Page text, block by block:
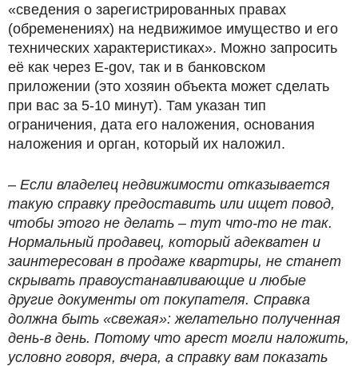
«сведения о зарегистрированных правах
(обременениях) на недвижимое имущество и его
технических характеристиках». Можно запросить
её как через E-gov, так и в банковском
приложении (это хозяин объекта может сделать
при вас за 5-10 минут). Там указан тип
ограничения, дата его наложения, основания
наложения и орган, который их наложил.
– Если владелец недвижимости отказывается
такую справку предоставить или ищет повод,
чтобы этого не делать – тут что-то не так.
Нормальный продавец, который адекватен и
заинтересован в продаже квартиры, не станет
скрывать правоустанавливающие и любые
другие документы от покупателя. Справка
должна быть «свежая»: желательно полученная
день-в день. Потому что арест могли наложить,
условно говоря, вчера, а справку вам показать